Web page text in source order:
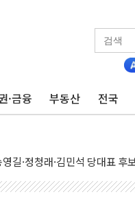
·금융 부동산 전국
'산사태 주의보'...경북도, 호
'0.86%p' 차 재역전 성공...金
경선서 정청래에 승리
후보